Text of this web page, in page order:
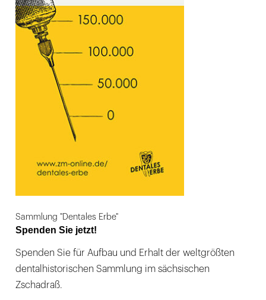
Sammlung "Dentales Erbe"
Spenden Sie jetzt!
Spenden Sie für Aufbau und Erhalt der weltgrößten
dentalhistorischen Sammlung im sächsischen
Zschadraß.